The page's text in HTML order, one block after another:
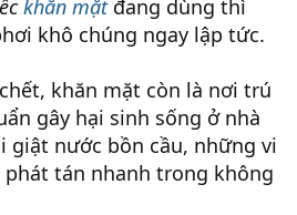
khăn mặtđang dùng thì
khô chúng ngay lập tức.
khăn mặt còn là nơi trú
gây hại sinh sống ở nhà
giật nước bồn cầu, những vi
phát tán nhanh trong không